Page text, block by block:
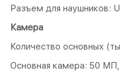
Разъем для наушников:
Камера
Количество основных
Основная камера: 50 МП,